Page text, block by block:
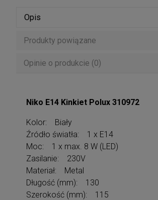
Opis
Produkty powiązane
Opinie o produkcie (0)
Niko E14 Kinkiet Polux 310972
Kolor: Biały
Źródło światła: 1 x E14
Moc: 1 x max. 8 W (LED)
Zasilanie: 230V
Materiał: Metal
Długość (mm): 130
Szerokość (mm): 115